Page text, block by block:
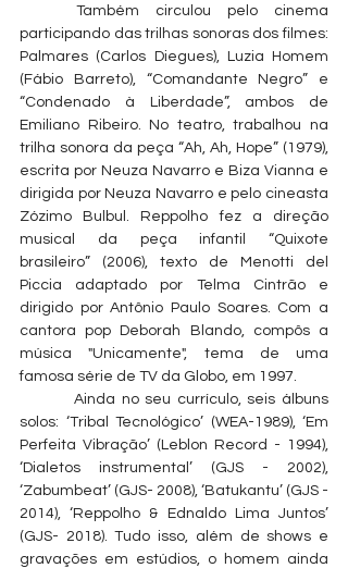
participando das trilhas sonoras dos filmes:
Palmares (Carlos Diegues), Luzia Homem
(Fábio Barreto), “Comandante Negro” e
“Condenado à Liberdade”, ambos de
Emiliano Ribeiro. No teatro, trabalhou na
trilha sonora da peça “Ah, Ah, Hope” (1979),
escrita por Neuza Navarro e Biza Vianna e
dirigida por Neuza Navarro e pelo cineasta
Zózimo Bulbul. Reppolho fez a direção
musical da peça infantil “Quixote
brasileiro” (2006), texto de Menotti del
Piccia adaptado por Telma Cintrão e
dirigido por Antônio Paulo Soares. Com a
cantora pop Deborah Blando, compôs a
música "Unicamente", tema de uma
famosa série de TV da Globo, em 1997.
Ainda no seu currículo, seis álbuns
solos: ‘Tribal Tecnológico’ (WEA-1989), ‘Em
Perfeita Vibração’ (Leblon Record - 1994),
‘Dialetos instrumental’ (GJS - 2002),
‘Zabumbeat’ (GJS- 2008), ‘Batukantu’ (GJS -
2014), ‘Reppolho & Ednaldo Lima Juntos’
(GJS- 2018). Tudo isso, além de shows e
gravações em estúdios, o homem ainda